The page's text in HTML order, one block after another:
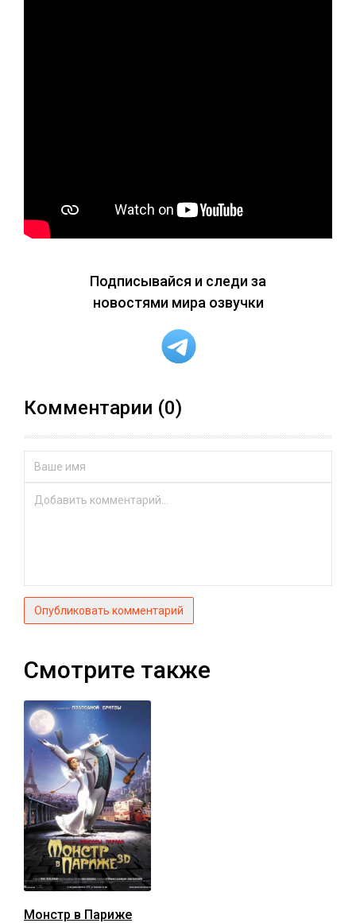
Подписывайся и следи за
новостями мира озвучки
Комментарии (0)
Опубликовать комментарий
Смотрите также
Монстр в Париже